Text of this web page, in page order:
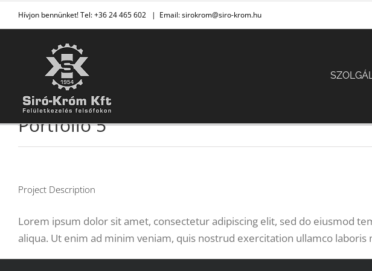
Hívjon bennünket! Tel: +36 24 465 602 | Email: sirokrom@siro-krom.hu
Portfolio 5
Project Description
Lorem ipsum dolor sit amet, consectetur adipiscing elit, sed do eiusmod
aliqua. Ut enim ad minim veniam, quis nostrud exercitation ullamco